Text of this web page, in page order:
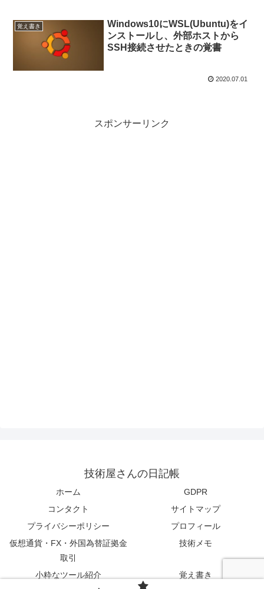
覚え書き
Windows10にWSL(Ubuntu)をイ
ンストールし、外部ホストから
SSH接続させたときの覚書
2020.07.01
スポンサーリンク
技術屋さんの日記帳
ホーム
GDPR
コンタクト
サイトマップ
プライバシーポリシー
プロフィール
仮想通貨・FX・外国為替証拠金
取引
技術メモ
小粋なツール紹介
覚え書き